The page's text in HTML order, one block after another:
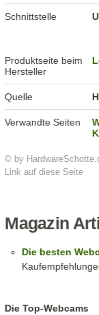
© by
Link auf diese Seite
Schnittstelle
Produktseite beim
Hersteller
Quelle
Verwandte Seiten
Magazin
Die besten
Die Top-Webcams